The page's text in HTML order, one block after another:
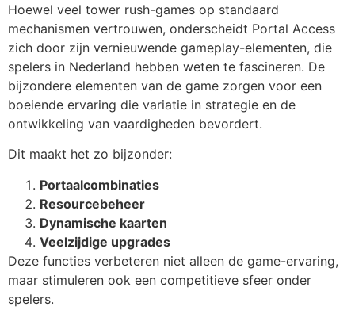
Hoewel veel tower rush-games op standaard
mechanismen vertrouwen, onderscheidt Portal Access
zich door zijn vernieuwende gameplay-elementen, die
spelers in Nederland hebben weten te fascineren. De
bijzondere elementen van de game zorgen voor een
boeiende ervaring die variatie in strategie en de
ontwikkeling van vaardigheden bevordert.
Dit maakt het zo bijzonder:
Portaalcombinaties
Resourcebeheer
Dynamische kaarten
Veelzijdige upgrades
Deze functies verbeteren niet alleen de game-ervaring,
maar stimuleren ook een competitieve sfeer onder
spelers.